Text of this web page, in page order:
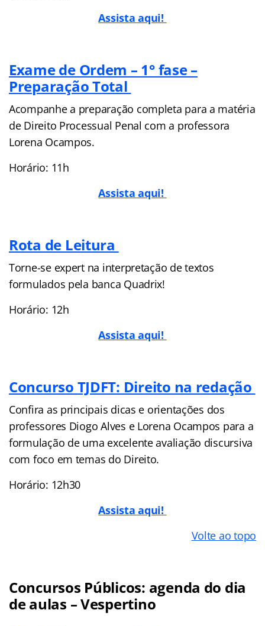
Assista aqui!
Exame de Ordem – 1° fase –
Preparação Total
Acompanhe a preparação completa para a matéria
de Direito Processual Penal com a professora
Lorena Ocampos.
Horário: 11h
Assista aqui!
Rota de Leitura
Torne-se expert na interpretação de textos
formulados pela banca Quadrix!
Horário: 12h
Assista aqui!
Concurso TJDFT: Direito na redação
Confira as principais dicas e orientações dos
professores Diogo Alves e Lorena Ocampos para a
formulação de uma excelente avaliação discursiva
com foco em temas do Direito.
Horário: 12h30
Assista aqui!
Volte ao topo
Concursos Públicos: agenda do dia
de aulas – Vespertino